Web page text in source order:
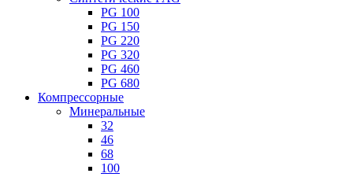
PG 100
PG 150
PG 220
PG 320
PG 460
PG 680
Компрессорные
Минеральные
32
46
68
100